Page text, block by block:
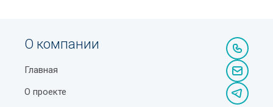
О компании
Главная
О проекте